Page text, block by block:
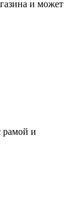
и может
рамой и